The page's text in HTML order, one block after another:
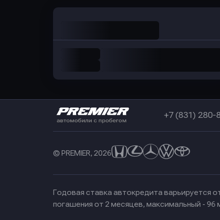
+7 (831) 280-
© PREMIER, 2026
Годовая ставка автокредита варьируется
погашения от 2 месяцев, максимальный - 96